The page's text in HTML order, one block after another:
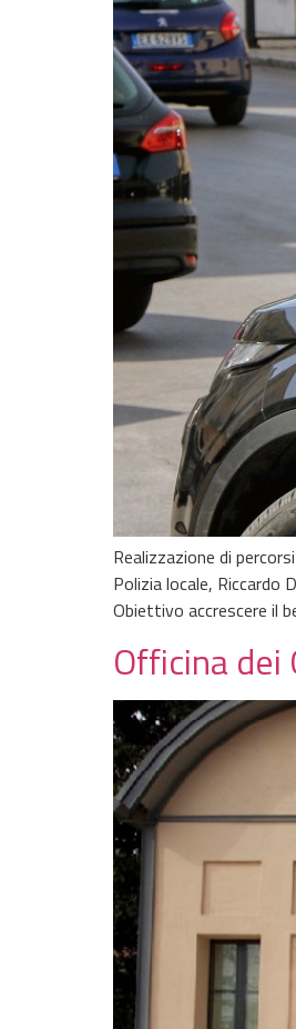
Realizzazione di
Polizia locale, Riccardo
Obiettivo accrescere il
Officina dei